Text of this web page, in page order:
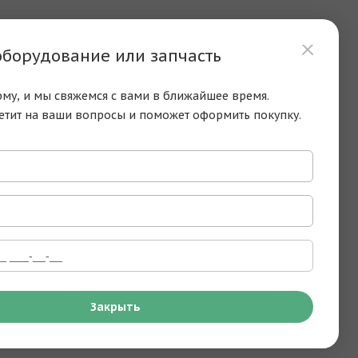
или запчасть
и мы свяжемся с вами в ближайшее время.
на ваши вопросы и поможет оформить покупку.
Закрыть